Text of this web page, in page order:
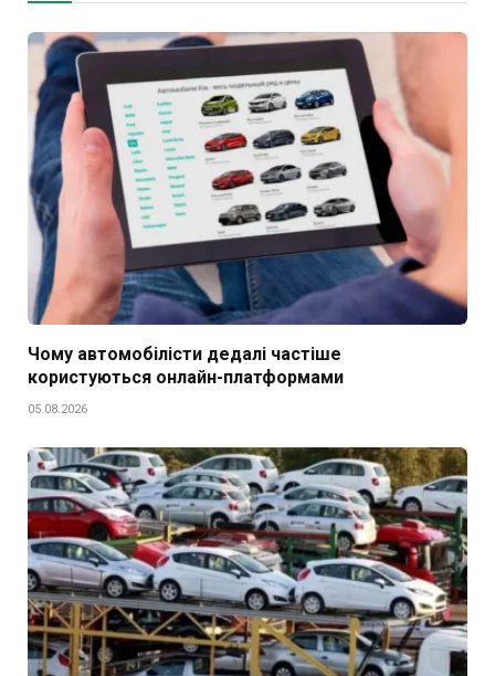
Чому автомобілісти дедалі частіше
користуються онлайн-платформами
05.08.2026